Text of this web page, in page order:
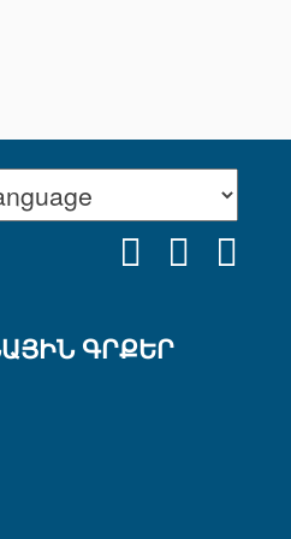
FACEBOOK
ԳՐՔԵՐ